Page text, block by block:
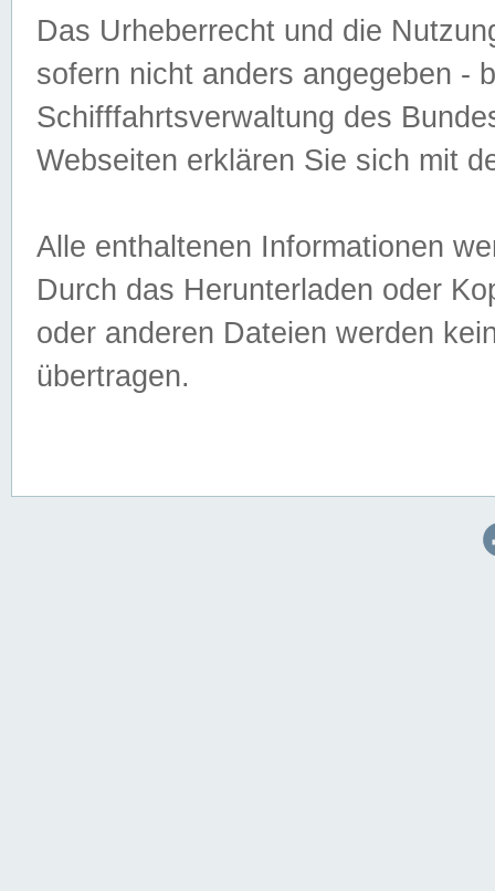
Das Urheberrecht und die
sofern nicht anders angegeben -
Schifffahrtsverwaltung des
Webseiten erklären Sie sich mit
Alle enthaltenen Informationen
Durch das Herunterladen oder
oder anderen Dateien werden
übertragen.